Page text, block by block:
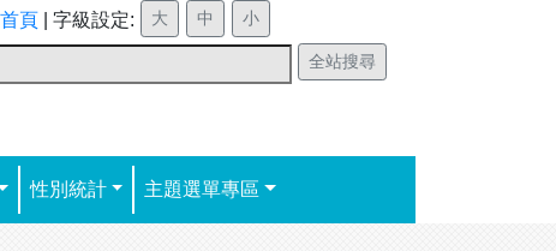
頁| 字級設定:
性別統計 主題選單專區